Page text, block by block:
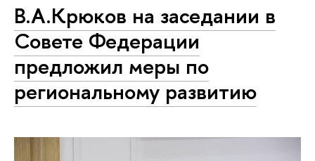
В.А.Крюков на заседании в
Совете Федерации
предложил меры по
региональному развитию